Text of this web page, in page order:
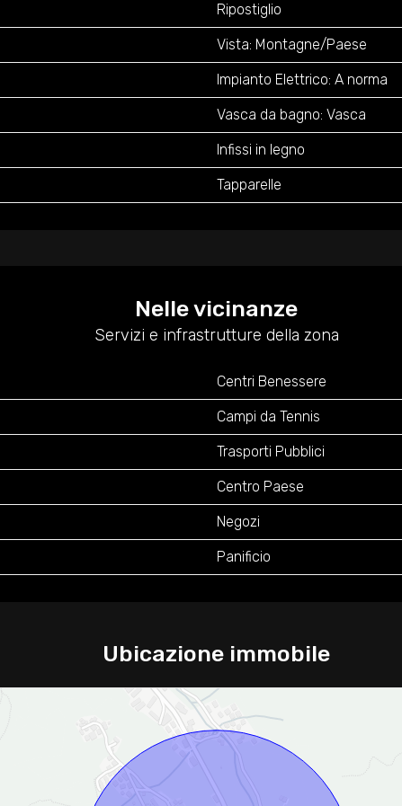
Ripostiglio
Vista: Montagne/Paese
Impianto Elettrico: A norma
Vasca da bagno: Vasca
Infissi in legno
Tapparelle
Nelle vicinanze
Servizi e infrastrutture della zona
Centri Benessere
Campi da Tennis
Trasporti Pubblici
Centro Paese
Negozi
Panificio
Ubicazione immobile